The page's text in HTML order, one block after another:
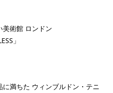
美術館 ロンドン
」
に満ちた ウィンブルドン・テニ